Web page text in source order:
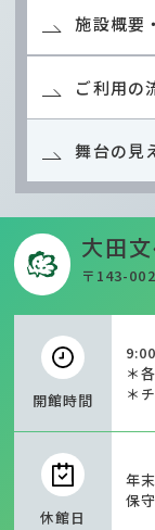
施設概要
ご利用の
舞台の見
大田
〒143-
開館時間
＊
＊
休館日
年
保